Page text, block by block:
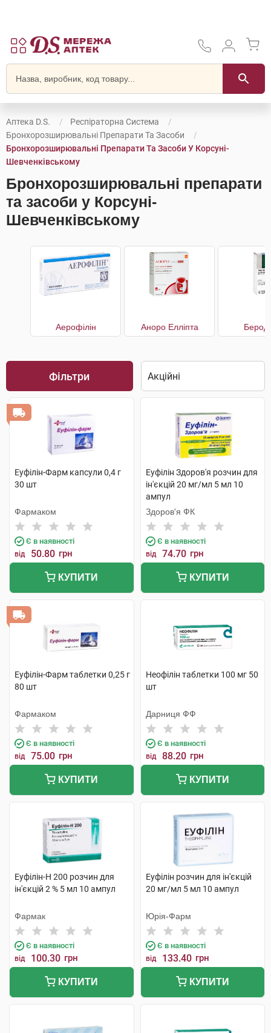
Аптека D.S.
Респіраторна Система
Бронхорозширювальні Препарати Та Засоби
Бронхорозширювальні Препарати Та Засоби У Корсунi-
Шевченківському
Бронхорозширювальні препарати
та засоби у Корсунi-
Шевченківському
Аерофілін Аноро Елліпта
Фільтри
Еуфілін-Фарм капсули 0,4 г
30 шт
Фармаком
Є в наявності
від 50.80 грн
КУПИТИ
Еуфілін Здоров'я розчин для
ін'єкцій 20 мг/мл 5 мл 10
ампул
Здоров'я ФК
Є в наявності
від 74.70 грн
КУПИТИ
Еуфілін-Фарм таблетки 0,25 г
80 шт
Фармаком
Є в наявності
від 75.00 грн
КУПИТИ
Неофілін таблетки 100 мг 50
шт
Дарниця ФФ
Є в наявності
від 88.20 грн
КУПИТИ
Еуфілін-Н 200 розчин для
ін'єкцій 2 % 5 мл 10 ампул
Фармак
Є в наявності
від 100.30 грн
КУПИТИ
Еуфілін розчин для ін'єкцій
20 мг/мл 5 мл 10 ампул
Юрія-Фарм
Є в наявності
від 133.40 грн
КУПИТИ